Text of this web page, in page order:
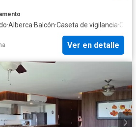
·Alberca·Balcón·Caseta de vigilancia·
Ver en detalle